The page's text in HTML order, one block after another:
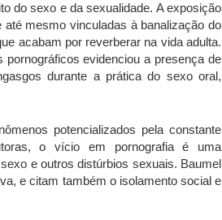
do sexo e da sexualidade. A exposição
mesmo vinculadas à banalização do
acabam por reverberar na vida adulta.
evidenciou a presença de
durante a prática do sexo oral,
potencializados pela constante
o vício em pornografia é uma
e outros distúrbios sexuais. Baumel
e citam também o isolamento social e